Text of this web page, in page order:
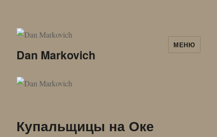
Dan Markovich
МЕНЮ
Купальщицы на Оке